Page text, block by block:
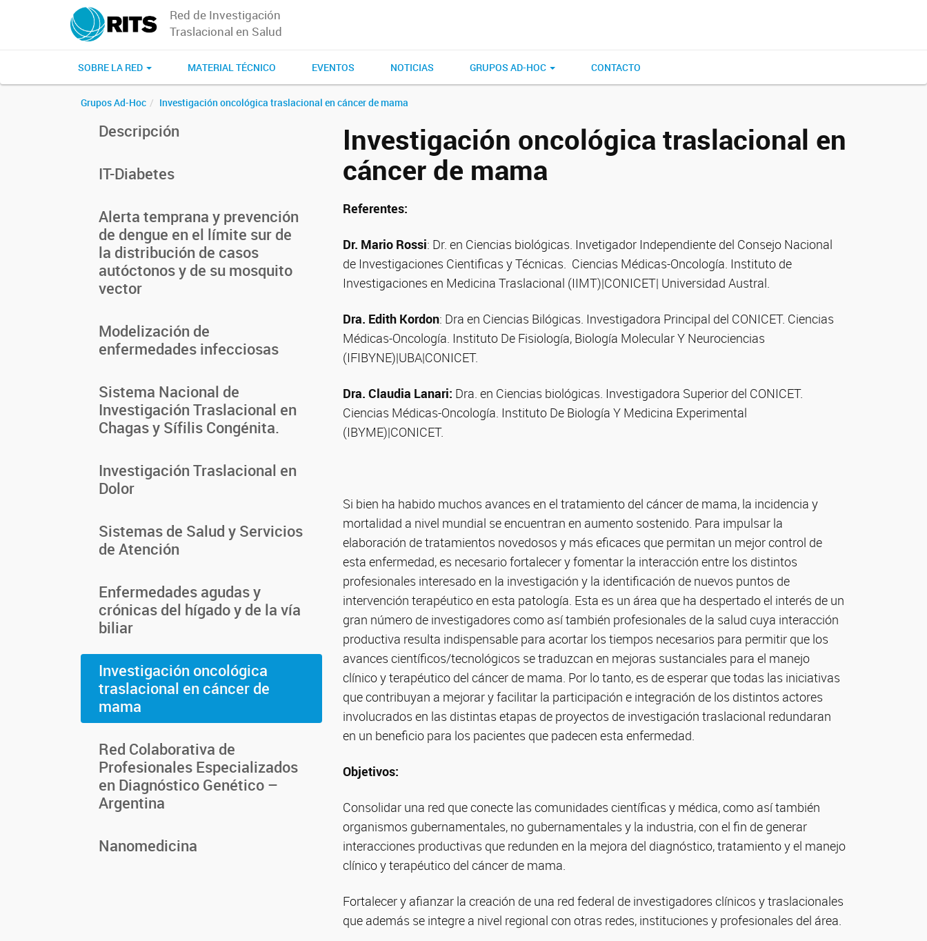
Red de Investigación
Traslacional en Salud
SOBRE LA RED MATERIAL TÉCNICO EVENTOS NOTICIAS GRUPOS AD-HOC CONTACTO
Grupos Ad-Hoc Investigación oncológica traslacional en cáncer de mama
Investigación oncológica traslacional en
cáncer de mama
Referentes:
Dr. Mario Rossi: Dr. en Ciencias biológicas. Invetigador Independiente del Consejo Nacional
de Investigaciones Cientificas y Técnicas. Ciencias Médicas-Oncología. Instituto de
Investigaciones en Medicina Traslacional (IIMT)|CONICET| Universidad Austral.
Dra. Edith Kordon: Dra en Ciencias Bilógicas. Investigadora Principal del CONICET. Ciencias
Médicas-Oncología. Instituto De Fisiología, Biología Molecular Y Neurociencias
(IFIBYNE)|UBA|CONICET.
Dra. Claudia Lanari: Dra. en Ciencias biológicas. Investigadora Superior del CONICET.
Ciencias Médicas-Oncología. Instituto De Biología Y Medicina Experimental
(IBYME)|CONICET.
Si bien ha habido muchos avances en el tratamiento del cáncer de mama, la incidencia y
mortalidad a nivel mundial se encuentran en aumento sostenido. Para impulsar la
elaboración de tratamientos novedosos y más eficaces que permitan un mejor control de
esta enfermedad, es necesario fortalecer y fomentar la interacción entre los distintos
profesionales interesado en la investigación y la identificación de nuevos puntos de
intervención terapéutico en esta patología. Esta es un área que ha despertado el interés de un
gran número de investigadores como así también profesionales de la salud cuya interacción
productiva resulta indispensable para acortar los tiempos necesarios para permitir que los
avances científicos/tecnológicos se traduzcan en mejoras sustanciales para el manejo
clínico y terapéutico del cáncer de mama. Por lo tanto, es de esperar que todas las iniciativas
que contribuyan a mejorar y facilitar la participación e integración de los distintos actores
involucrados en las distintas etapas de proyectos de investigación traslacional redundaran
en un beneficio para los pacientes que padecen esta enfermedad.
Objetivos:
Consolidar una red que conecte las comunidades científicas y médica, como así también
organismos gubernamentales, no gubernamentales y la industria, con el fin de generar
interacciones productivas que redunden en la mejora del diagnóstico, tratamiento y el manejo
clínico y terapéutico del cáncer de mama.
Fortalecer y afianzar la creación de una red federal de investigadores clínicos y traslacionales
que además se integre a nivel regional con otras redes, instituciones y profesionales del área.
Descripción
IT-Diabetes
Alerta temprana y prevención
de dengue en el límite sur de
la distribución de casos
autóctonos y de su mosquito
vector
Modelización de
enfermedades infecciosas
Sistema Nacional de
Investigación Traslacional en
Chagas y Sífilis Congénita.
Investigación Traslacional en
Dolor
Sistemas de Salud y Servicios
de Atención
Enfermedades agudas y
crónicas del hígado y de la vía
biliar
Investigación oncológica
traslacional en cáncer de
mama
Red Colaborativa de
Profesionales Especializados
en Diagnóstico Genético –
Argentina
Nanomedicina